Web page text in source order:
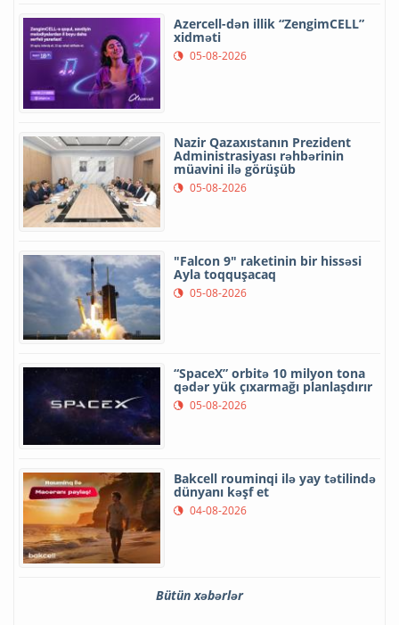
Azercell-dən illik “ZengimCELL”
xidməti
05-08-2026
Nazir Qazaxıstanın Prezident
Administrasiyası rəhbərinin
müavini ilə görüşüb
05-08-2026
"Falcon 9" raketinin bir hissəsi
Ayla toqquşacaq
05-08-2026
“SpaceX” orbitə 10 milyon tona
qədər yük çıxarmağı planlaşdırır
05-08-2026
Bakcell rouminqi ilə yay tətilində
dünyanı kəşf et
04-08-2026
Bütün xəbərlər